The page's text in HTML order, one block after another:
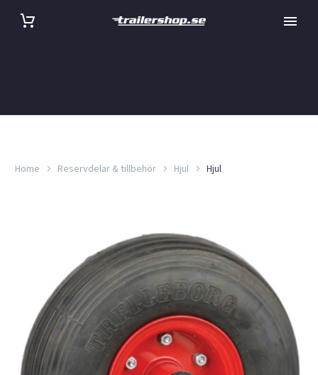
Home Reservdelar & tillbehör Hjul Hjul